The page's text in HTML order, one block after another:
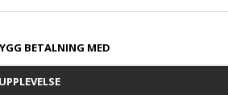
BETALNING MED​